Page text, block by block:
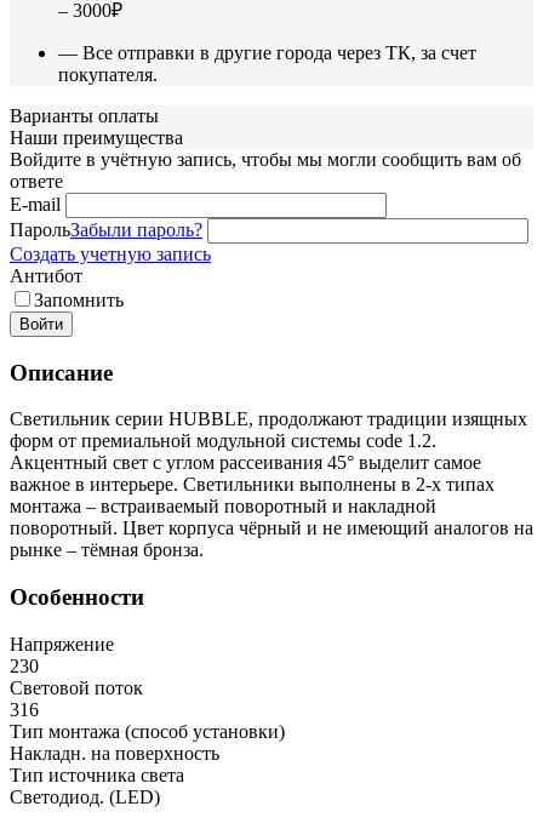
– 3000₽
— Все отправки в другие города через ТК, за счет
покупателя.
Варианты оплаты
Наши преимущества
Войдите в учётную запись, чтобы мы могли сообщить вам об
ответе
E-mail
ПарольЗабыли пароль?
Создать учетную запись
Антибот
Запомнить
Войти
Описание
Светильник cерии HUBBLE, продолжают традиции изящных
форм от премиальной модульной системы code 1.2.
Акцентный свет с углом рассеивания 45° выделит самое
важное в интерьере. Светильники выполнены в 2-х типах
монтажа – встраиваемый поворотный и накладной
поворотный. Цвет корпуса чёрный и не имеющий аналогов на
рынке – тёмная бронза.
Особенности
Напряжение
230
Световой поток
316
Тип монтажа (способ установки)
Накладн. на поверхность
Тип источника света
Светодиод. (LED)